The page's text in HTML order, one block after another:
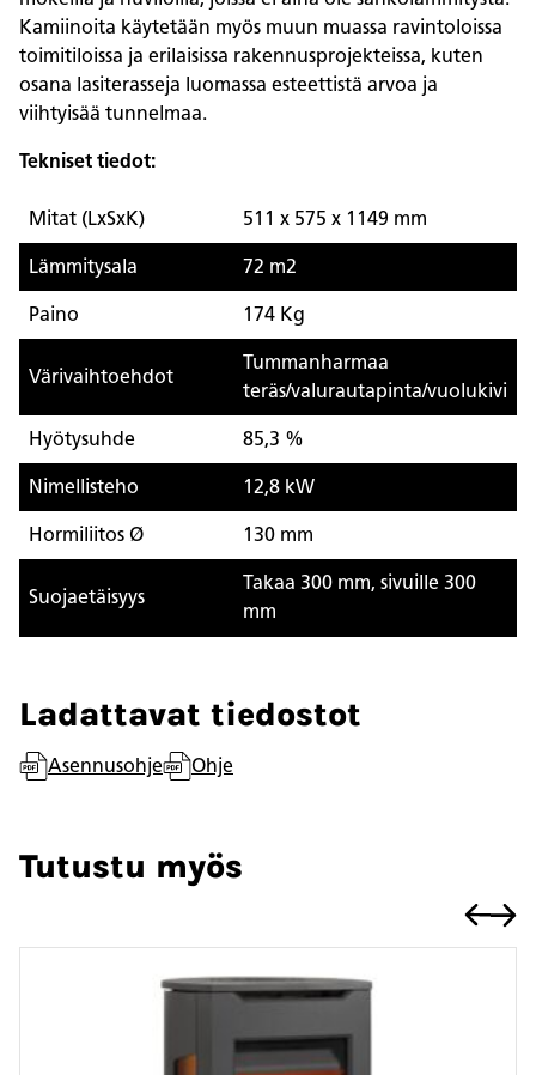
Kamiinoita käytetään myös muun muassa ravintoloissa
toimitiloissa ja erilaisissa rakennusprojekteissa, kuten
osana lasiterasseja luomassa esteettistä arvoa ja
viihtyisää tunnelmaa.
Tekniset tiedot:
Mitat (LxSxK) 511 x 575 x 1149 mm
Lämmitysala 72 m2
Paino 174 Kg
Värivaihtoehdot
Tummanharmaa
teräs/valurautapinta/vuolukivi
Hyötysuhde 85,3 %
Nimellisteho 12,8 kW
Hormiliitos Ø 130 mm
Suojaetäisyys
Takaa 300 mm, sivuille 300
mm
Ladattavat tiedostot
Asennusohje Ohje
Tutustu myös